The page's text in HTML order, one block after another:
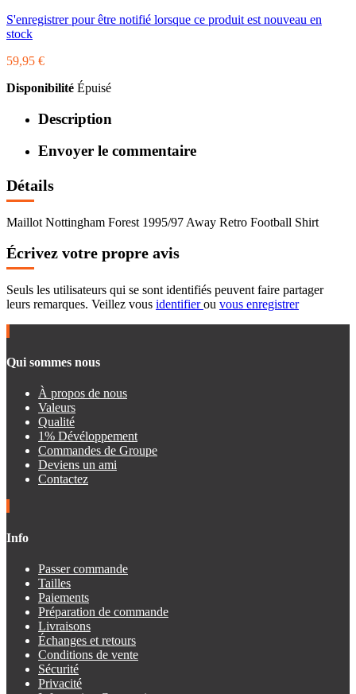
S'enregistrer pour être notifié lorsque ce produit est nouveau en
stock
59,95 €
Disponibilité Épuisé
Description
Envoyer le commentaire
Détails
Maillot Nottingham Forest 1995/97 Away Retro Football Shirt
Écrivez votre propre avis
Seuls les utilisateurs qui se sont identifiés peuvent faire partager
leurs remarques. Veillez vous identifierou vous enregistrer
Qui sommes nous
À propos de nous
Valeurs
Qualité
1% Dévéloppement
Commandes de Groupe
Deviens un ami
Contactez
Info
Passer commande
Tailles
Paiements
Préparation de commande
Livraisons
Échanges et retours
Conditions de vente
Sécurité
Privacité